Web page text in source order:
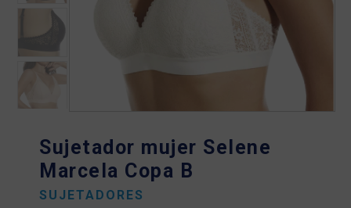
Sujetador mujer Selene
Marcela Copa B
SUJETADORES